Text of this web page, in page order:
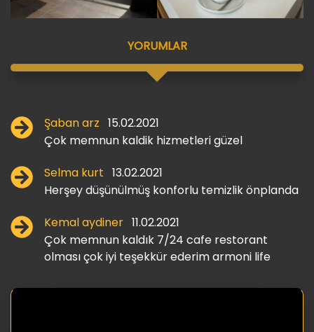
YORUMLAR
Şaban arz 15.02.2021
Çok memnun kaldik hizmetleri güzel
Selma kurt 13.02.2021
Herşey düşünülmüş konforlu temizlik önplanda
Kemal aydiner 11.02.2021
Çok memnun kaldık 7/24 cafe restorant
olması çok iyi teşekkür ederim armoni life